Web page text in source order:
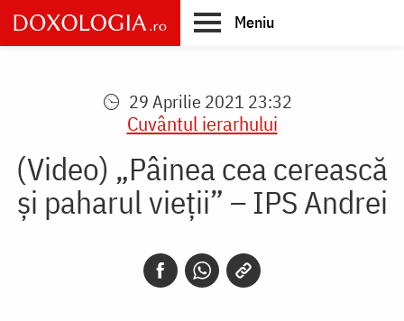
Skip
to
main
Meniu
29 Aprilie 2021 23:32
Cuvântul ierarhului
(Video) „Pâinea cea cerească
şi paharul vieţii” – IPS Andrei